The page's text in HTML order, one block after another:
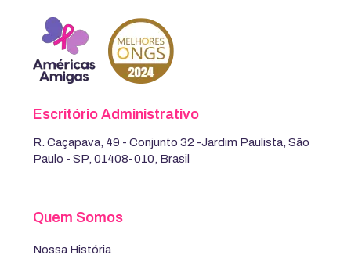
Escritório Administrativo
R. Caçapava, 49 - Conjunto 32 -Jardim Paulista, São
Paulo - SP, 01408-010, Brasil
Quem Somos
Nossa História